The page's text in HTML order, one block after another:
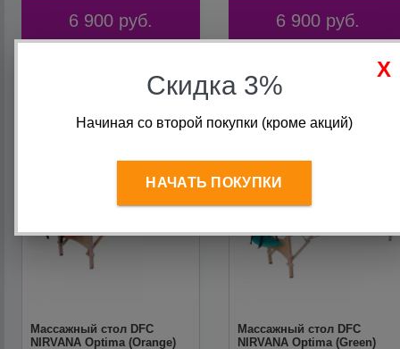
6 900 руб. 6 900 руб.
Массажный стол DFC
NIRVANA Optima (Orange)
Массажный стол DFC
NIRVANA Optima (Green)
Скидка 3%
Начиная со второй покупки (кроме акций)
НАЧАТЬ ПОКУПКИ